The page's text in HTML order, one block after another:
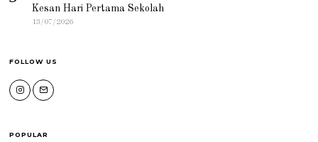
Kesan Hari Pertama Sekolah
13/07/2026
FOLLOW US
POPULAR